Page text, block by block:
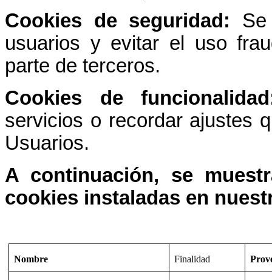
Cookies de seguridad:
usuarios y evitar el uso
parte de terceros.
Cookies de
servicios o recordar ajustes
Usuarios.
A continuación, se
cookies instaladas en
Nombre Finalidad